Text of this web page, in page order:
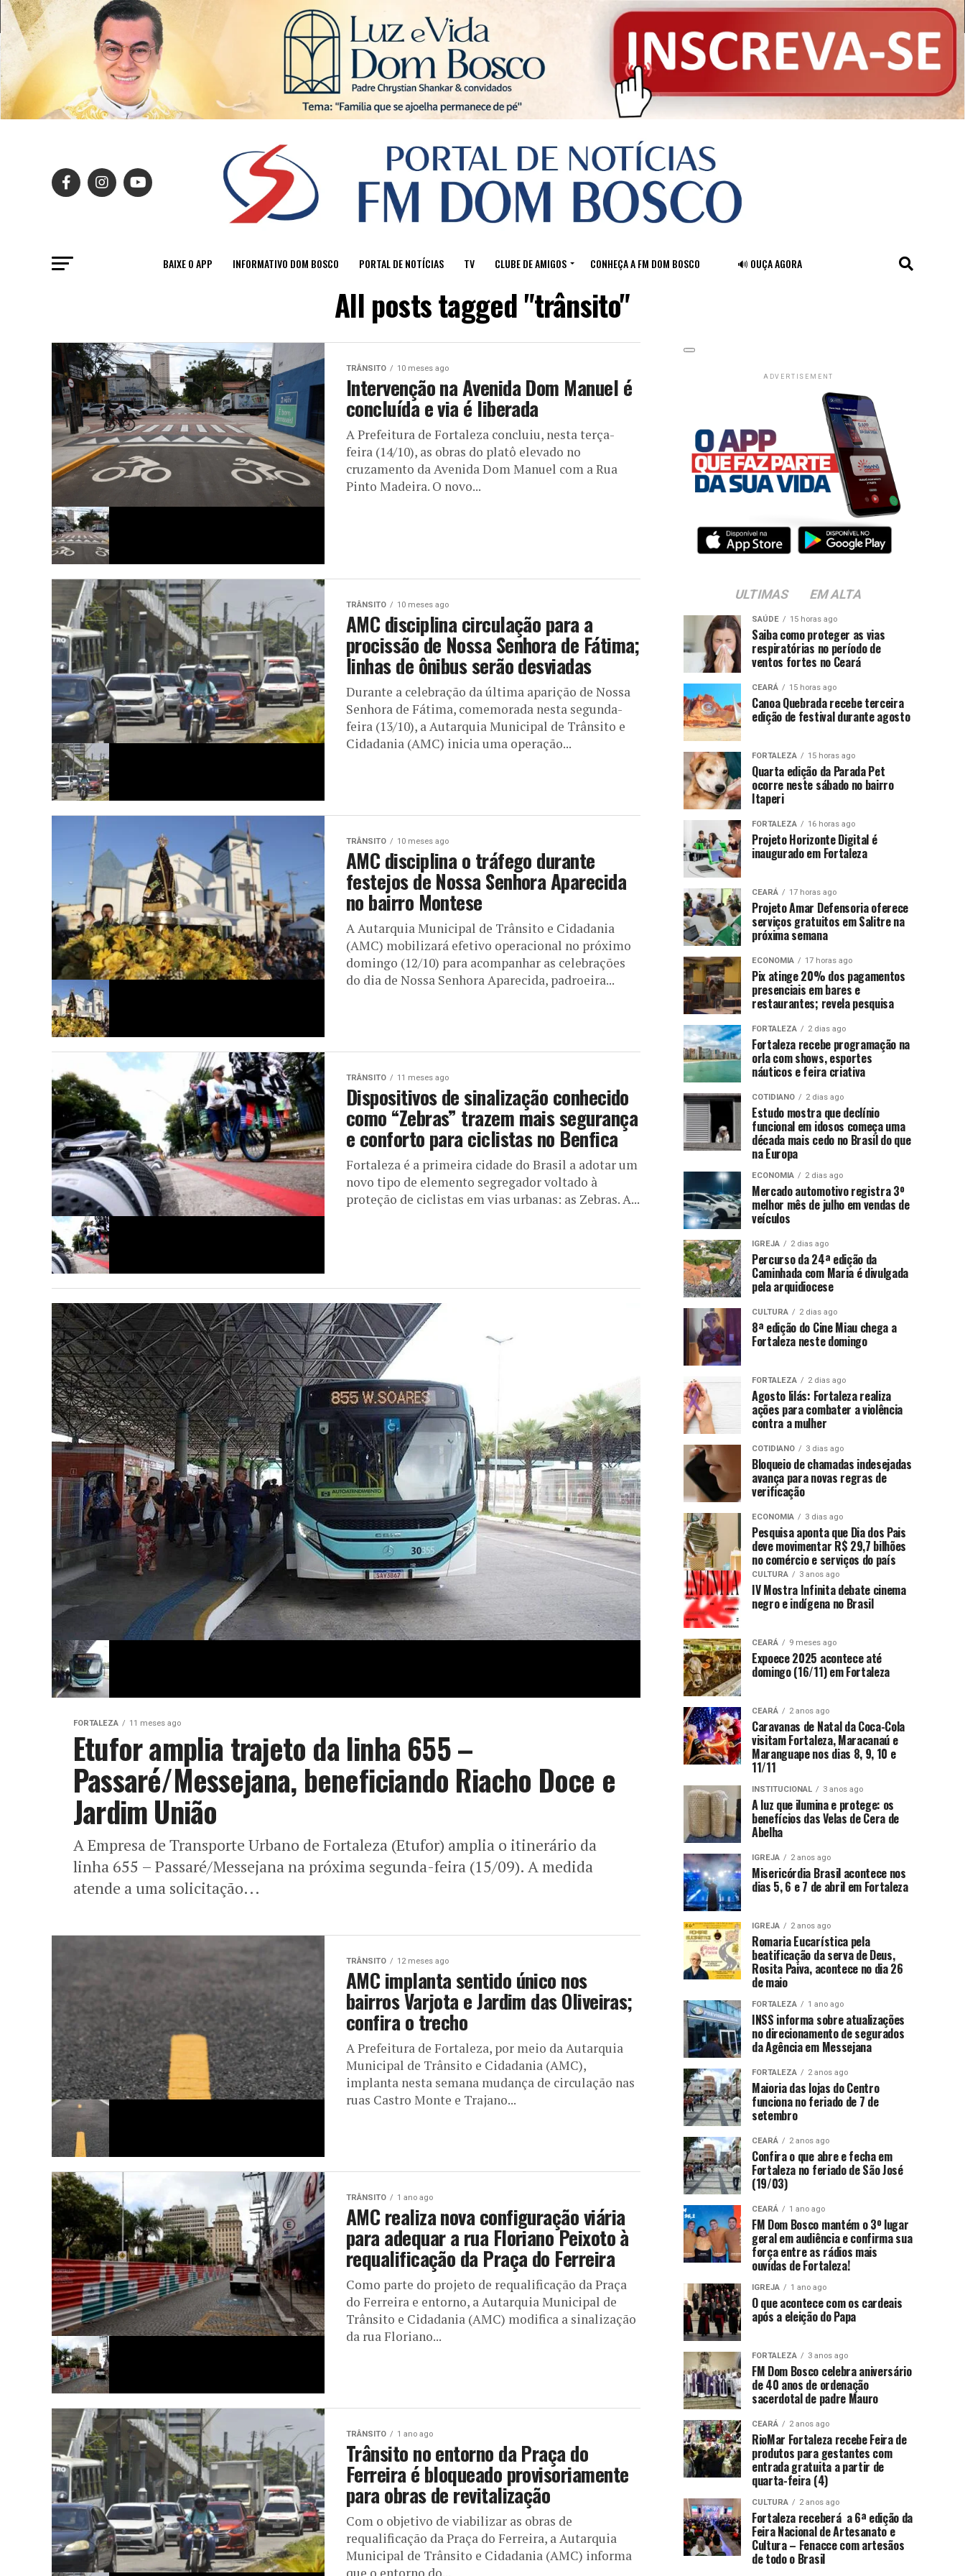
BAIXE O APP INFORMATIVO DOM BOSCO PORTAL DE NOTÍCIAS TV CLUBE DE AMIGOS CONHEÇA A FM DOM BOSCO 🔊 OUÇA AGORA
All posts tagged "trânsito"
TRÂNSITO 10 meses ago
Intervenção na Avenida Dom Manuel é
concluída e via é liberada
A Prefeitura de Fortaleza concluiu, nesta terça-
feira (14/10), as obras do platô elevado no
cruzamento da Avenida Dom Manuel com a Rua
Pinto Madeira. O novo...
TRÂNSITO 10 meses ago
AMC disciplina circulação para a
procissão de Nossa Senhora de Fátima;
linhas de ônibus serão desviadas
Durante a celebração da última aparição de Nossa
Senhora de Fátima, comemorada nesta segunda-
feira (13/10), a Autarquia Municipal de Trânsito e
Cidadania (AMC) inicia uma operação...
TRÂNSITO 10 meses ago
AMC disciplina o tráfego durante
festejos de Nossa Senhora Aparecida
no bairro Montese
A Autarquia Municipal de Trânsito e Cidadania
(AMC) mobilizará efetivo operacional no próximo
domingo (12/10) para acompanhar as celebrações
do dia de Nossa Senhora Aparecida, padroeira...
TRÂNSITO 11 meses ago
Dispositivos de sinalização conhecido
como “Zebras” trazem mais segurança
e conforto para ciclistas no Benfica
Fortaleza é a primeira cidade do Brasil a adotar um
novo tipo de elemento segregador voltado à
proteção de ciclistas em vias urbanas: as Zebras. A...
FORTALEZA 11 meses ago
Etufor amplia trajeto da linha 655 –
Passaré/Messejana, beneficiando Riacho Doce e
Jardim União
A Empresa de Transporte Urbano de Fortaleza (Etufor) amplia o itinerário da
linha 655 – Passaré/Messejana na próxima segunda-feira (15/09). A medida
atende a uma solicitação...
TRÂNSITO 12 meses ago
AMC implanta sentido único nos
bairros Varjota e Jardim das Oliveiras;
confira o trecho
A Prefeitura de Fortaleza, por meio da Autarquia
Municipal de Trânsito e Cidadania (AMC),
implanta nesta semana mudança de circulação nas
ruas Castro Monte e Trajano...
TRÂNSITO 1 ano ago
AMC realiza nova configuração viária
para adequar a rua Floriano Peixoto à
requalificação da Praça do Ferreira
Como parte do projeto de requalificação da Praça
do Ferreira e entorno, a Autarquia Municipal de
Trânsito e Cidadania (AMC) modifica a sinalização
da rua Floriano...
TRÂNSITO 1 ano ago
Trânsito no entorno da Praça do
Ferreira é bloqueado provisoriamente
para obras de revitalização
Com o objetivo de viabilizar as obras de
requalificação da Praça do Ferreira, a Autarquia
Municipal de Trânsito e Cidadania (AMC) informa
ADVERTISEMENT
ULTIMAS EM ALTA
SAÚDE 15 horas ago
Saiba como proteger as vias
respiratórias no período de
ventos fortes no Ceará
CEARÁ 15 horas ago
Canoa Quebrada recebe terceira
edição de festival durante agosto
FORTALEZA 15 horas ago
Quarta edição da Parada Pet
ocorre neste sábado no bairro
Itaperi
FORTALEZA 16 horas ago
Projeto Horizonte Digital é
inaugurado em Fortaleza
CEARÁ 17 horas ago
Projeto Amar Defensoria oferece
serviços gratuitos em Salitre na
próxima semana
ECONOMIA 17 horas ago
Pix atinge 20% dos pagamentos
presenciais em bares e
restaurantes; revela pesquisa
FORTALEZA 2 dias ago
Fortaleza recebe programação na
orla com shows, esportes
náuticos e feira criativa
COTIDIANO 2 dias ago
Estudo mostra que declínio
funcional em idosos começa uma
década mais cedo no Brasil do que
na Europa
ECONOMIA 2 dias ago
Mercado automotivo registra 3º
melhor mês de julho em vendas de
veículos
IGREJA 2 dias ago
Percurso da 24ª edição da
Caminhada com Maria é divulgada
pela arquidiocese
CULTURA 2 dias ago
8ª edição do Cine Miau chega a
Fortaleza neste domingo
FORTALEZA 2 dias ago
Agosto lilás: Fortaleza realiza
ações para combater a violência
contra a mulher
COTIDIANO 3 dias ago
Bloqueio de chamadas indesejadas
avança para novas regras de
verificação
ECONOMIA 3 dias ago
Pesquisa aponta que Dia dos Pais
deve movimentar R$ 29,7 bilhões
no comércio e serviços do país
CULTURA 3 anos ago
IV Mostra Infinita debate cinema
negro e indígena no Brasil
CEARÁ 9 meses ago
Expoece 2025 acontece até
domingo (16/11) em Fortaleza
CEARÁ 2 anos ago
Caravanas de Natal da Coca-Cola
visitam Fortaleza, Maracanaú e
Maranguape nos dias 8, 9, 10 e
11/11
INSTITUCIONAL 3 anos ago
A luz que ilumina e protege: os
benefícios das Velas de Cera de
Abelha
IGREJA 2 anos ago
Misericórdia Brasil acontece nos
dias 5, 6 e 7 de abril em Fortaleza
IGREJA 2 anos ago
Romaria Eucarística pela
beatificação da serva de Deus,
Rosita Paiva, acontece no dia 26
de maio
FORTALEZA 1 ano ago
INSS informa sobre atualizações
no direcionamento de segurados
da Agência em Messejana
FORTALEZA 2 anos ago
Maioria das lojas do Centro
funciona no feriado de 7 de
setembro
CEARÁ 2 anos ago
Confira o que abre e fecha em
Fortaleza no feriado de São José
(19/03)
CEARÁ 1 ano ago
FM Dom Bosco mantém o 3º lugar
geral em audiência e confirma sua
força entre as rádios mais
ouvidas de Fortaleza!
IGREJA 1 ano ago
O que acontece com os cardeais
após a eleição do Papa
FORTALEZA 3 anos ago
FM Dom Bosco celebra aniversário
de 40 anos de ordenação
sacerdotal de padre Mauro
CEARÁ 2 anos ago
RioMar Fortaleza recebe Feira de
produtos para gestantes com
entrada gratuita a partir de
quarta-feira (4)
CULTURA 2 anos ago
Fortaleza receberá a 6ª edição da
Feira Nacional de Artesanato e
Cultura – Fenacce com artesãos
de todo o Brasil
Sair da versão mobile